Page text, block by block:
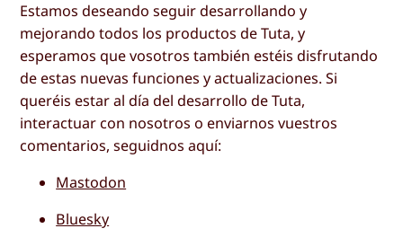
Estamos deseando seguir desarrollando y
mejorando todos los productos de Tuta, y
esperamos que vosotros también estéis disfrutando
de estas nuevas funciones y actualizaciones. Si
queréis estar al día del desarrollo de Tuta,
interactuar con nosotros o enviarnos vuestros
comentarios, seguidnos aquí:
Mastodon
Bluesky